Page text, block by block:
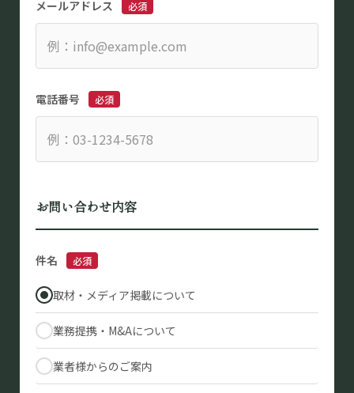
メールアドレス 必須
電話番号 必須
お問い合わせ内容
件名 必須
取材・メディア掲載について
業務提携・M&Aについて
業者様からのご案内